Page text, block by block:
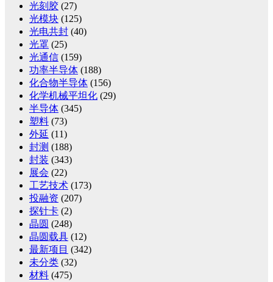
光刻胶 (27)
光模块 (125)
光电共封 (40)
光罩 (25)
光通信 (159)
功率半导体 (188)
化合物半导体 (156)
化学机械平坦化 (29)
半导体 (345)
塑料 (73)
外延 (11)
封测 (188)
封装 (343)
展会 (22)
工艺技术 (173)
投融资 (207)
探针卡 (2)
晶圆 (248)
晶圆载具 (12)
最新项目 (342)
未分类 (32)
材料 (475)